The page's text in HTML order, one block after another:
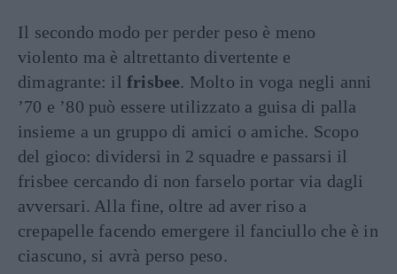
Il secondo modo per perder peso è meno
violento ma è altrettanto divertente e
dimagrante: il frisbee. Molto in voga negli anni
’70 e ’80 può essere utilizzato a guisa di palla
insieme a un gruppo di amici o amiche. Scopo
del gioco: dividersi in 2 squadre e passarsi il
frisbee cercando di non farselo portar via dagli
avversari. Alla fine, oltre ad aver riso a
crepapelle facendo emergere il fanciullo che è in
ciascuno, si avrà perso peso.